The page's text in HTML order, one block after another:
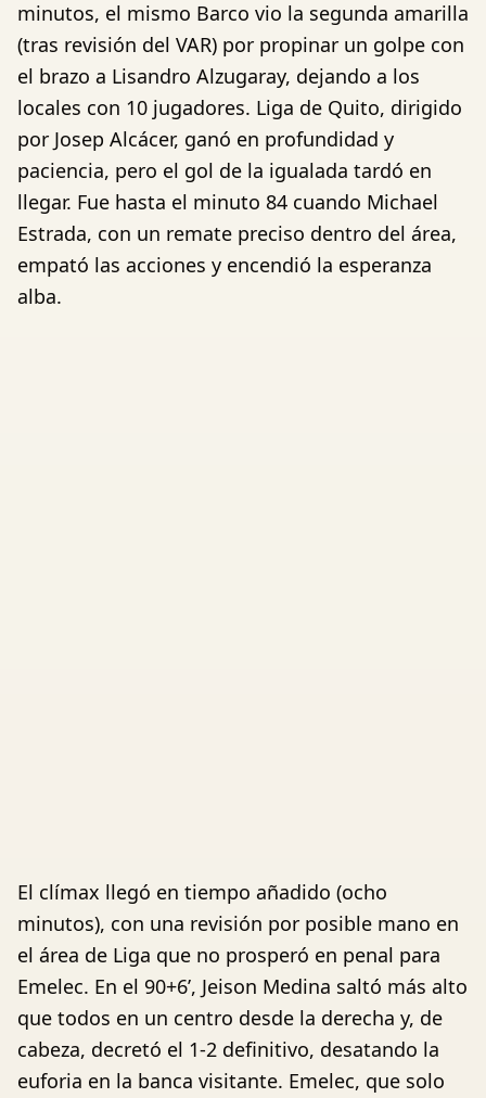
minutos, el mismo Barco vio la segunda amarilla
(tras revisión del VAR) por propinar un golpe con
el brazo a Lisandro Alzugaray, dejando a los
locales con 10 jugadores. Liga de Quito, dirigido
por Josep Alcácer, ganó en profundidad y
paciencia, pero el gol de la igualada tardó en
llegar. Fue hasta el minuto 84 cuando Michael
Estrada, con un remate preciso dentro del área,
empató las acciones y encendió la esperanza
alba.
El clímax llegó en tiempo añadido (ocho
minutos), con una revisión por posible mano en
el área de Liga que no prosperó en penal para
Emelec. En el 90+6’, Jeison Medina saltó más alto
que todos en un centro desde la derecha y, de
cabeza, decretó el 1-2 definitivo, desatando la
euforia en la banca visitante. Emelec, que solo